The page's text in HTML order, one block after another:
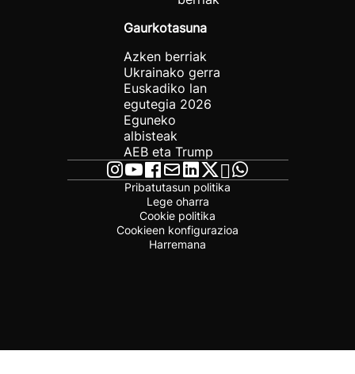
Gaurkotasuna
Azken berriak
Ukrainako gerra
Euskadiko lan
egutegia 2026
Eguneko
albisteak
AEB eta Trump
Pribatutasun politika
Lege oharra
Cookie politika
Cookieen konfigurazioa
Harremana